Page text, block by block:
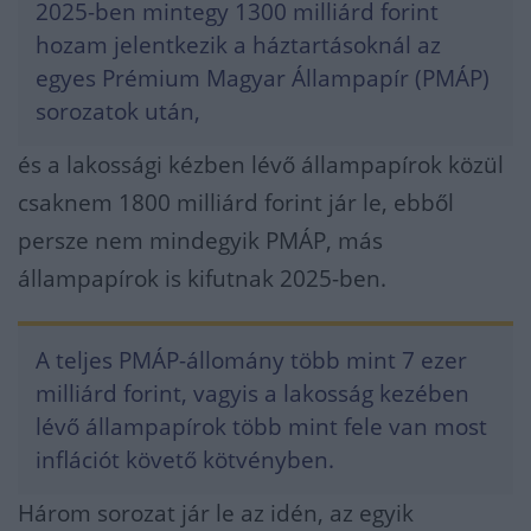
2025-ben mintegy 1300 milliárd forint
hozam jelentkezik a háztartásoknál az
egyes Prémium Magyar Állampapír (PMÁP)
sorozatok után,
és a lakossági kézben lévő állampapírok közül
csaknem 1800 milliárd forint jár le, ebből
persze nem mindegyik PMÁP, más
állampapírok is kifutnak 2025-ben.
A teljes PMÁP-állomány több mint 7 ezer
milliárd forint, vagyis a lakosság kezében
lévő állampapírok több mint fele van most
inflációt követő kötvényben.
Három sorozat jár le az idén, az egyik